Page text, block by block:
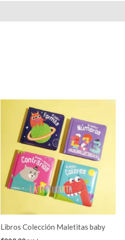
Libros Colección Maletitas baby
producto
tiene
múltiples
variantes.
Las
opciones
se
elegir